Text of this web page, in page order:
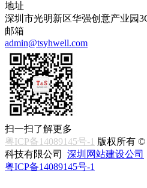
地址
深圳市光明新区华强创意产业园
邮箱
admin@tsyhwell.com
扫一扫了解更多
粤ICP备14089145号-1 版权所有 ©
科技有限公司 深圳网站建设公司
粤ICP备14089145号-1